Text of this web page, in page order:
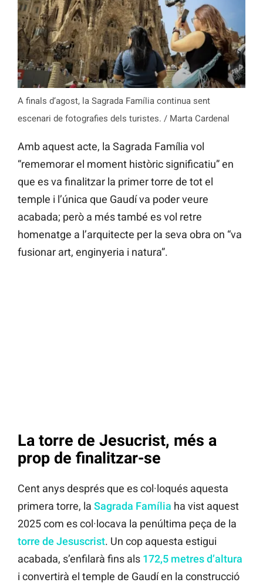
A finals d’agost, la Sagrada Família continua sent
escenari de fotografies dels turistes. / Marta Cardenal
Amb aquest acte, la Sagrada Família vol
“rememorar el moment històric significatiu” en
que es va finalitzar la primer torre de tot el
temple i l’única que Gaudí va poder veure
acabada; però a més també es vol retre
homenatge a l’arquitecte per la seva obra on “va
fusionar art, enginyeria i natura”.
La torre de Jesucrist, més a
prop de finalitzar-se
Cent anys després que es col·loqués aquesta
primera torre, la Sagrada Família ha vist aquest
2025 com es col·locava la penúltima peça de la
torre de Jesuscrist. Un cop aquesta estigui
acabada, s’enfilarà fins als 172,5 metres d’altura
i convertirà el temple de Gaudí en la construcció